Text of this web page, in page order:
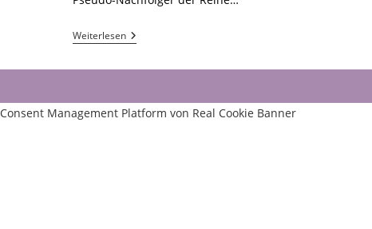
Weiterlesen
Consent Management Platform von Real Cookie Banner